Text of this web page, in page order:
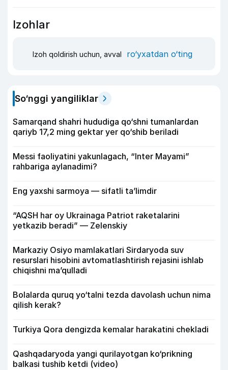
Izohlar
Izoh qoldirish uchun, avval ro‘yxatdan o‘ting
So‘nggi yangiliklar
Samarqand shahri hududiga qo‘shni tumanlardan
qariyb 17,2 ming gektar yer qo‘shib beriladi
Messi faoliyatini yakunlagach, “Inter Mayami”
rahbariga aylanadimi?
Eng yaxshi sarmoya — sifatli ta’limdir
“AQSH har oy Ukrainaga Patriot raketalarini
yetkazib beradi” — Zelenskiy
Markaziy Osiyo mamlakatlari Sirdaryoda suv
resurslari hisobini avtomatlashtirish rejasini ishlab
chiqishni ma’qulladi
Bolalarda quruq yo‘talni tezda davolash uchun nima
qilish kerak?
Turkiya Qora dengizda kemalar harakatini chekladi
Qashqadaryoda yangi qurilayotgan ko‘prikning
balkasi tushib ketdi (video)